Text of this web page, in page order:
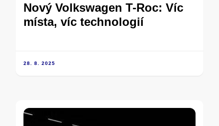
Nový Volkswagen T-Roc: Víc
místa, víc technologií
28. 8. 2025